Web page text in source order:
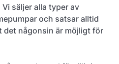
säljer alla typer av
och satsar alltid
det någonsin är möjligt för